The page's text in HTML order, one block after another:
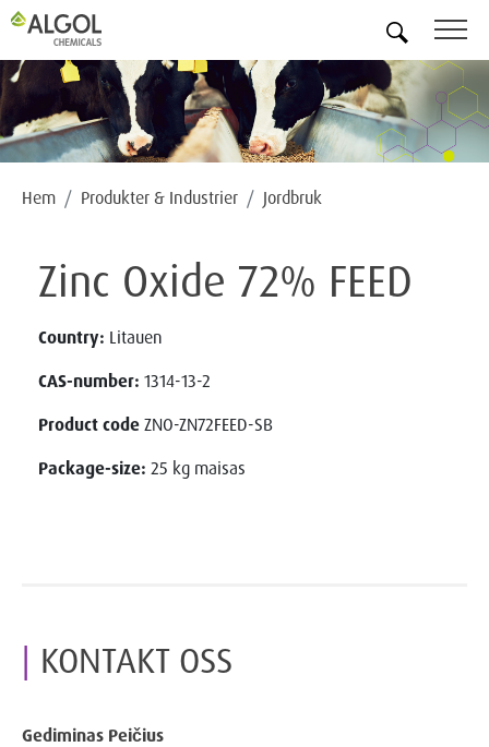
Hem Produkter & Industrier Jordbruk
Zinc Oxide 72% FEED
Country: Litauen
CAS-number: 1314-13-2
Product code ZNO-ZN72FEED-SB
Package-size: 25 kg maisas
KONTAKT OSS
Gediminas Peičius